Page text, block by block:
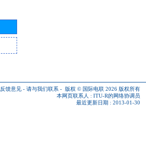
反馈意见 - 请与我们联系 - 版权 © 国际电联 2026 版权所有
本网页联系人 : ITU-R的网络协调员
最近更新日期 : 2013-01-30